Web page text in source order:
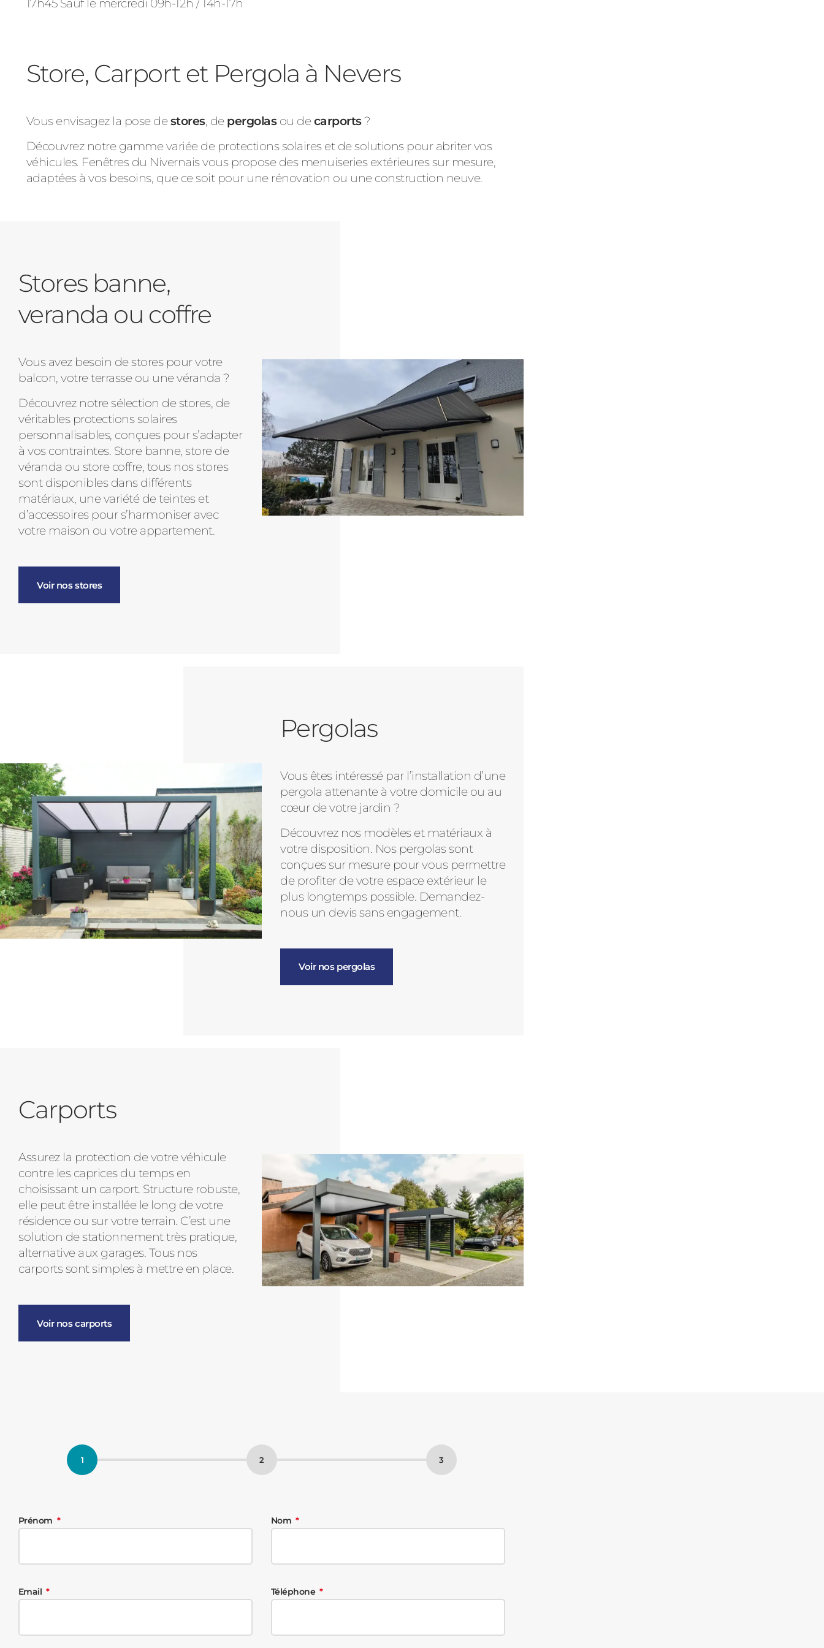
17h45 Sauf le mercredi 09h-12h / 14h-17h
Store, Carport et Pergola à Nevers
Vous envisagez la pose destores, de pergolas ou decarports?
Découvrez notre gamme variée de protections solaires et de solutions pour abriter vos
véhicules. Fenêtres du Nivernais vous propose des menuiseries extérieures sur mesure,
adaptées à vos besoins, que ce soit pour une rénovation ou une construction neuve.
Stores banne,
veranda ou coffre
Vous avez besoin de stores pour votre
balcon, votre terrasse ou une véranda ?
Découvrez notre sélection de stores, de
véritables protections solaires
personnalisables, conçues pour s’adapter
à vos contraintes. Store banne, store de
véranda ou store coffre, tous nos stores
sont disponibles dans différents
matériaux, une variété de teintes et
d’accessoires pour s’harmoniser avec
votre maison ou votre appartement.
Voir nos stores
Pergolas
Vous êtes intéressé par l’installation d’une
pergola attenante à votre domicile ou au
cœur de votre jardin ?
Découvrez nos modèles et matériaux à
votre disposition. Nos pergolas sont
conçues sur mesure pour vous permettre
de profiter de votre espace extérieur le
plus longtemps possible. Demandez-
nous un devis sans engagement.
Voir nos pergolas
Carports
Assurez la protection de votre véhicule
contre les caprices du temps en
choisissant un carport. Structure robuste,
elle peut être installée le long de votre
résidence ou sur votre terrain. C’est une
solution de stationnement très pratique,
alternative aux garages. Tous nos
carports sont simples à mettre en place.
Voir nos carports
Prénom Nom
Email Téléphone